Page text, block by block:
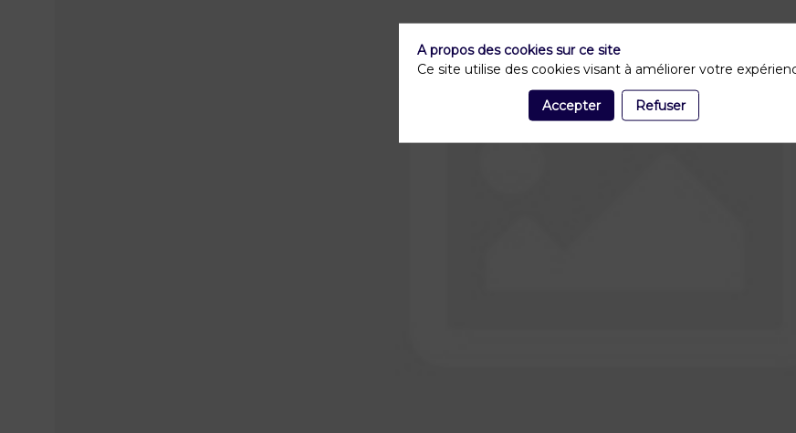
A propos des cookies sur ce site
Ce site utilise des cookies visant à améliorer votre
Accepter Refuser